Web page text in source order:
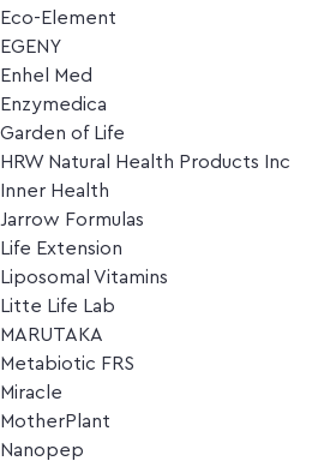
Eco-Element
EGENY
Enhel Med
Enzymedica
Garden of Life
HRW Natural Health Products Inc
Inner Health
Jarrow Formulas
Life Extension
Liposomal Vitamins
Litte Life Lab
MARUTAKA
Metabiotic FRS
Miracle
MotherPlant
Nanopep